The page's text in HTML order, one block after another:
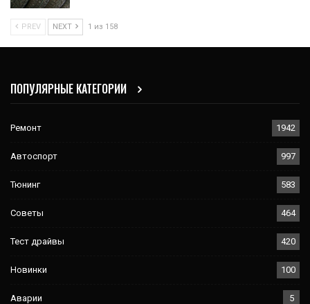
PREV NEXT 1 из 158
ПОПУЛЯРНЫЕ КАТЕГОРИИ
Ремонт 1942
Автоспорт 997
Тюнинг 583
Советы 464
Тест драйвы 420
Новинки 100
Аварии 5